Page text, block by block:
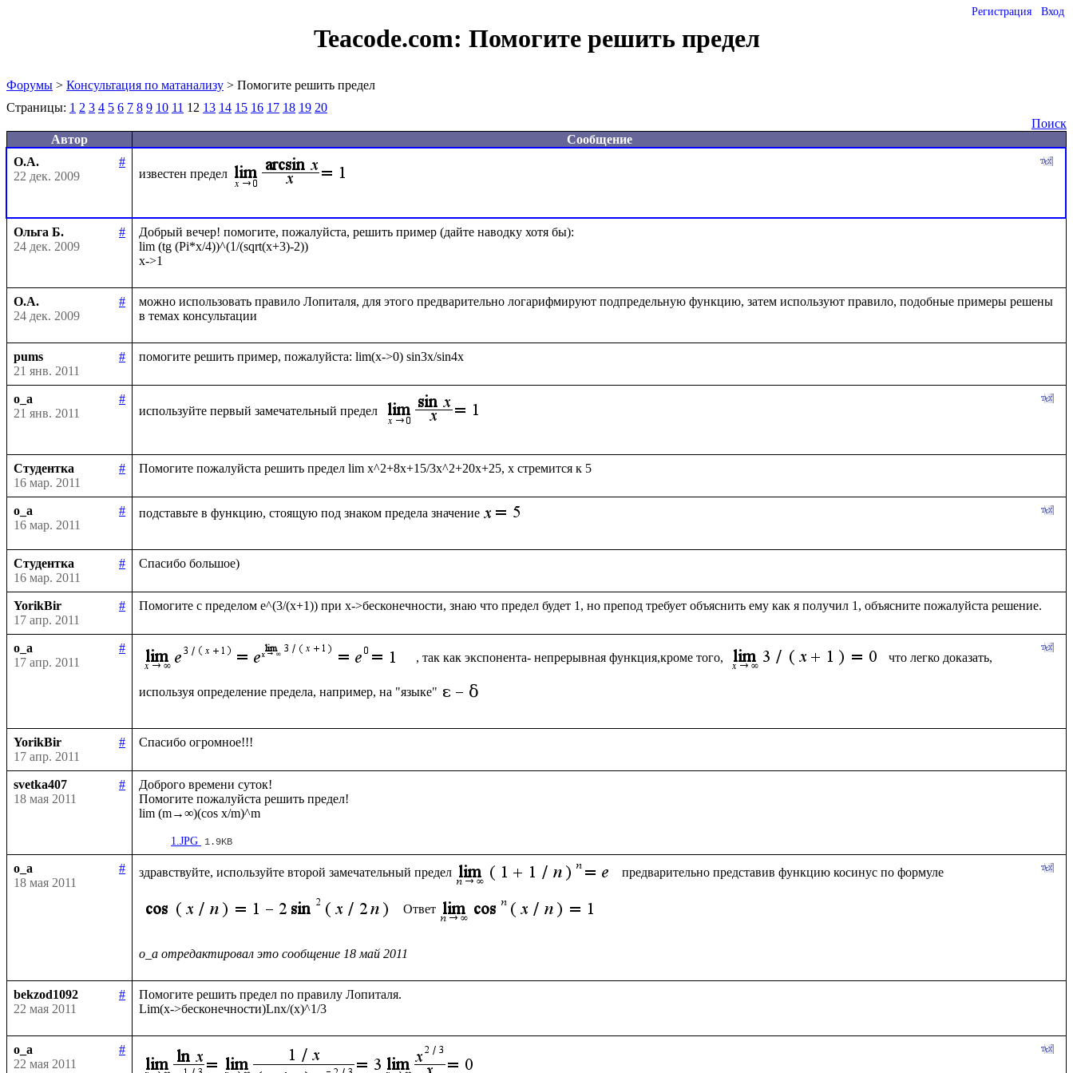
Регистрация Вход
Teacode.com: Помогите решить предел
Форумы > Консультация по матанализу > Помогите решить предел
Страницы: 1 2 3 4 5 6 7 8 9 10 11 12 13 14 15 16 17 18 19 20
Поиск
Автор
Сообщение
О.А.
#
22 дек. 2009
известен предел
Ольга Б.
#
24 дек. 2009
Добрый вечер! помогите, пожалуйста, решить пример (дайте наводку хотя бы):
lim (tg (Pi*x/4))^(1/(sqrt(x+3)-2))
О.А.
#
24 дек. 2009
можно использовать правило Лопиталя, для этого предварительно логарифмируют подпредельную функцию, затем используют правило, подобные примеры решены
pums
#
21 янв. 2011
o_a
#
21 янв. 2011
используйте первый замечательный предел
Студентка
#
16 мар. 2011
o_a
#
16 мар. 2011
подставьте в функцию, стоящую под знаком предела значение
Студентка
#
16 мар. 2011
YorikBir
#
17 апр. 2011
o_a
#
17 апр. 2011
, так как экспонента- непрерывная функция,кроме того, что легко доказать,
используя определение предела, например, на "языке"
YorikBir
#
17 апр. 2011
svetka407
#
18 мая 2011
Доброго времени суток!
Помогите пожалуйста решить предел!
1.JPG 1.9KB
o_a
#
18 мая 2011
здравствуйте, используйте второй замечательный предел предварительно представив функцию косинус по формуле
Ответ
o_a отредактировал это сообщение 18 май 2011
bekzod1092
#
22 мая 2011
Помогите решить предел по правилу Лопиталя.
o_a
#
22 мая 2011